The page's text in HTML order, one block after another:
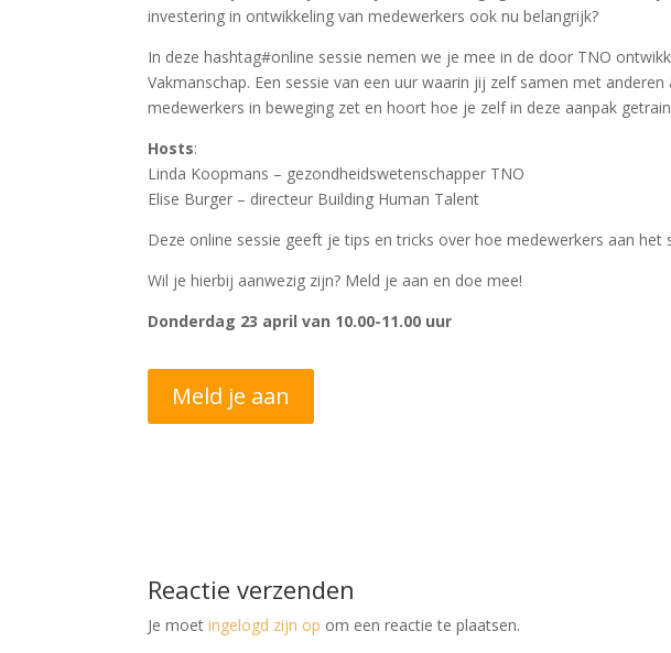
investering in ontwikkeling van medewerkers ook nu belangrijk?
In deze hashtag#online sessie nemen we je mee in de door TNO
Vakmanschap. Een sessie van een uur waarin jij zelf samen met
medewerkers in beweging zet en hoort hoe je zelf in deze aanpak
Hosts:
Linda Koopmans – gezondheidswetenschapper TNO
Elise Burger – directeur Building Human Talent
Deze online sessie geeft je tips en tricks over hoe medewerkers aan
Wil je hierbij aanwezig zijn? Meld je aan en doe mee!
Donderdag 23 april van 10.00-11.00 uur
Meld je aan
Reactie verzenden
Je moetingelogd zijn op om een reactie te plaatsen.